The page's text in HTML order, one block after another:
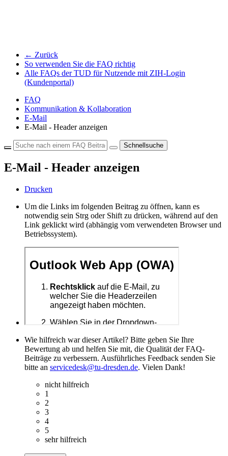
← Zurück
So verwenden Sie die FAQ richtig
Alle FAQs der TUD für Nutzende mit ZIH-Login
(Kundenportal)
FAQ
Kommunikation & Kollaboration
E-Mail
E-Mail - Header anzeigen
Schnellsuche
E-Mail - Header anzeigen
Drucken
Um die Links im folgenden Beitrag zu öffnen, kann es
notwendig sein Strg oder Shift zu drücken, während auf den
Link geklickt wird (abhängig vom verwendeten Browser und
Betriebssystem).
Wie hilfreich war dieser Artikel? Bitte geben Sie Ihre
Bewertung ab und helfen Sie mit, die Qualität der FAQ-
Beiträge zu verbessern. Ausführliches Feedback senden Sie
bitte an servicedesk@tu-dresden.de. Vielen Dank!
nicht hilfreich
1
2
3
4
5
sehr hilfreich